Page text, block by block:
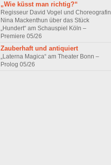
„Wie küsst man richtig?“
Regisseur David Vogel und Choreografin
Nina Mackenthun über das Stück
„Hundert“ am Schauspiel Köln –
Premiere 05/26
Zauberhaft und antiquiert
„Laterna Magica“ am Theater Bonn –
Prolog 05/26